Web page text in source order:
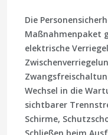
Die
Maßnahmenpaket
elektrische
Wechsel in die
sichtbarer
Schirme,